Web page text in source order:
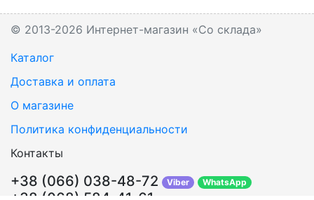
© 2013-2026 Интернет-магазин «Со склада»
Каталог
Доставка и оплата
О магазине
Политика конфиденциальности
Контакты
+38 (066) 038-48-72 Viber WhatsApp